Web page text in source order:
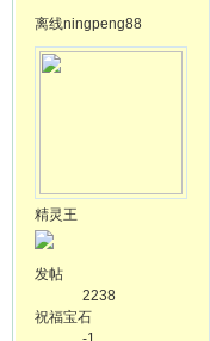
离线ningpeng88
精灵王
发帖
2238
祝福宝石